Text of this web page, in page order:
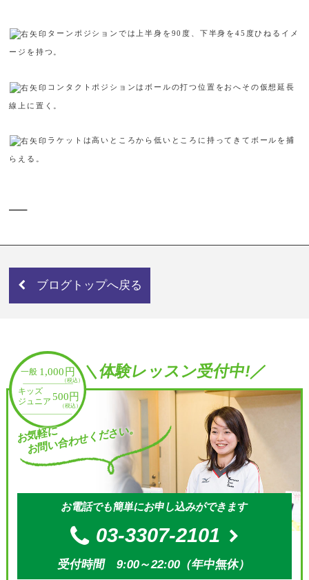
ターンポジションでは上半身を 90 度、下半身を 45 度ひねるイメ
ージを持つ。
コンタクトポジションはボールの打つ位置をおへその仮想延長
線上に置く。
ラケットは高いところから低いところに持ってきてボールを捕
らえる。
—–
ブログトップへ戻る
＼体験レッスン受付中!／
お気軽に
お問い合わせください。
お電話でも簡単にお申し込みができます
03-3307-2101
受付時間 9:00～22:00（年中無休）